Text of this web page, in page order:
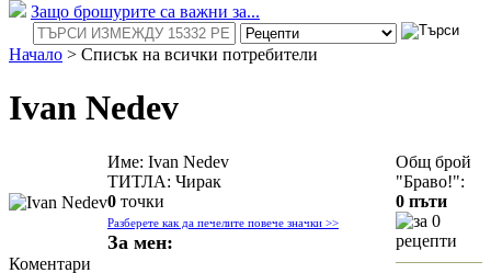
Защо брошурите са важни за...
Начало > Списък на всички потребители
Ivan Nedev
Име: Ivan Nedev
ТИТЛА: Чирак
0 точки
Разберете как да печелите повече значки >>
За мен:
Коментари
Общ брой
"Браво!":
0 пъти
за 0
рецепти